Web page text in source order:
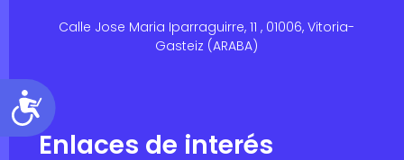
Accesibilidad
Calle Jose Maria Iparraguirre, 11 , 01006, Vitoria-
Gasteiz (ARABA)
Enlaces de interés